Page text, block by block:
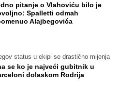
pitanje o Vlahoviću bilo je
Spalletti odmah
Alajbegovića
status u ekipi se drastično mijenja
se ko je najveći gubitnik u
dolaskom Rodrija